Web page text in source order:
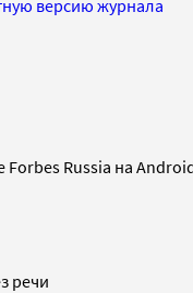
версию журнала
Russia на
речи